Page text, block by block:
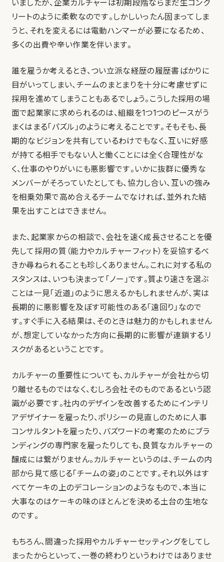
いましたが、企業カルチャーは初期段階ならまだ生コンク
リートのように柔軟なのです。しかしいったん固まってしま
うと、それを変えるには電動ハンマーが必要になるため、
多くの出費や辛い作業を伴います。
誰を雇うか考えるとき、つい立派な経歴の履歴書ばかりに
目がいってしまい、チームのまとまりを十分に考慮せずに
採用を進めてしまうこともあるでしょう。こうした採用の場
面で起業家に求められるのは、組織を1つ1つのピースがう
まくはまる「パズル」のように考えることです。そもそも、長
期的なビジョンを共有しているわけでもなく、互いに好感
が持てる相手でもない人と働くことには全く合理性がな
く、仕事のやりがいにも悪影響です。いかに抜群に優秀な
メンバーがそろっていたとしても、協力し合い、互いの強み
を相乗効果で高め合えるチームでなければ、並外れた結
果を出すことはできません。
また、起業家からの相談で、会社を速く成長させることを優
先して採用の質（能力やカルチャーフィット）を妥協するべ
きか尋ねられることも珍しくありません。これに対する私の
スタンスは、いつも決まって「ノー」です。質より速さを選ぶ
ことは一見「近道」のように思えるかもしれませんが、実は
長期的に悪影響を及ぼす可能性のある「遠回り」なので
す。すぐ手に入る結果は、そのときは魅力的かもしれません
が、想定していなかった方向に長期的に影響が連鎖するリ
スクがあるということです。
カルチャーの重要性についても、カルチャーが会社から切
り離せるものではなく、むしろ会社そのものであるという認
識が必要です。社内のデザインを改善するためにインテリ
アデザイナーを雇ったり、ポリシーの見直しのために人事
コンサルタントを雇ったり、バズワードの考案のためにブラ
ンディングの専門家を雇ったりしても、良質なカルチャーの
醸成には繋がりません。カルチャーというのは、チームの内
部から見て感じる「チームの姿」のことです。それ以外はす
べてケーキの上のデコレーションのようなもので、本当に
大事なのはケーキの味のほとんどを決める土台の生地な
のです。
もちろん、間違った採用やカルチャーセッティングをしてし
まったからといって、一巻の終わりというわけではありませ